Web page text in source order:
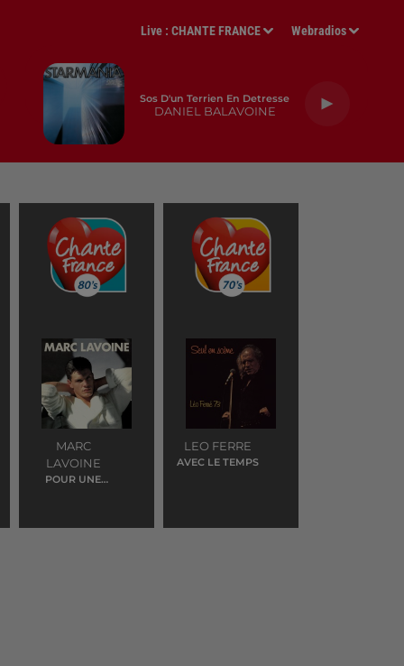
Live :CHANTE FRANCE Webradios
Sos D'un Terrien En Detresse
DANIEL BALAVOINE
MARC
LAVOINE
POUR UNE
LEO FERRE
AVEC LE TEMPS